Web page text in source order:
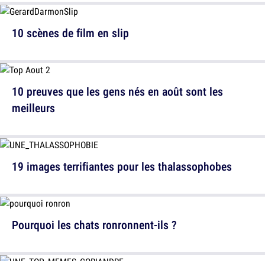
10 scènes de film en slip
19 images terrifiantes pour les thalassophobes
10 preuves que les gens nés en août sont les
meilleurs
Pourquoi les chats ronronnent-ils ?